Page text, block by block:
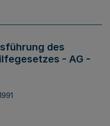
des
- AG -